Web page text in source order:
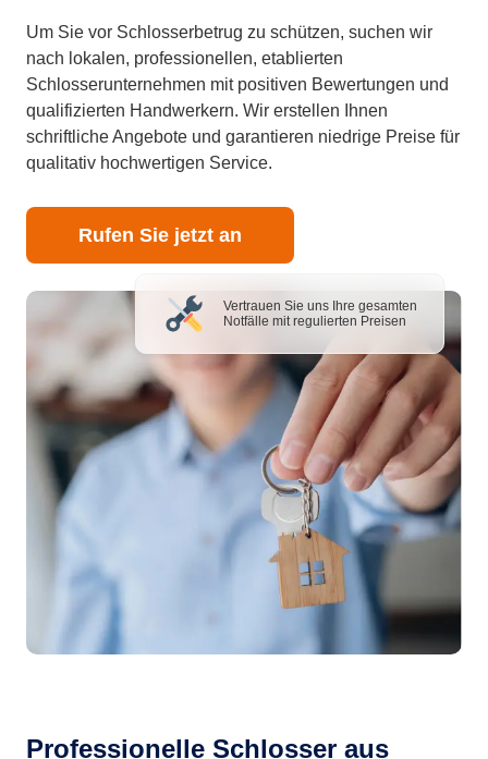
Um Sie vor Schlosserbetrug zu schützen, suchen wir
nach lokalen, professionellen, etablierten
Schlosserunternehmen mit positiven Bewertungen und
qualifizierten Handwerkern. Wir erstellen Ihnen
schriftliche Angebote und garantieren niedrige Preise für
qualitativ hochwertigen Service.
Rufen Sie jetzt an
Vertrauen Sie uns Ihre gesamten
Notfälle mit regulierten Preisen
Professionelle Schlosser aus